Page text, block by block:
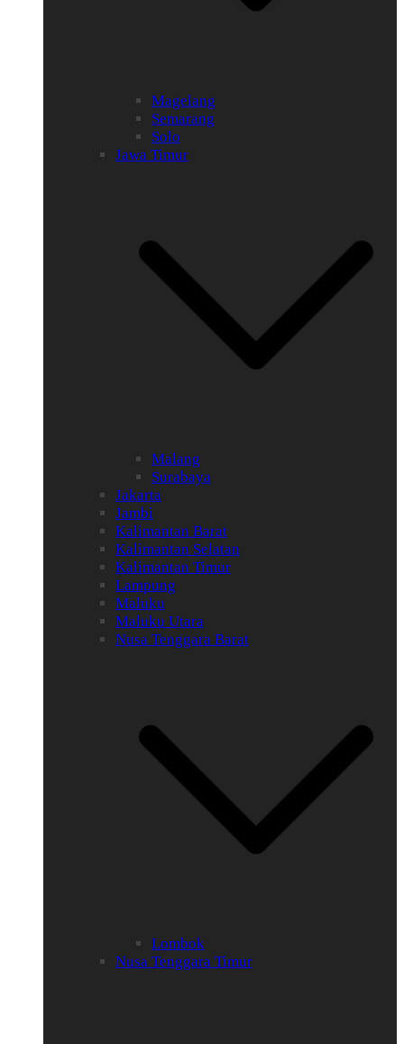
Magelang
Semarang
Solo
Jawa Timur
Malang
Surabaya
Jakarta
Jambi
Kalimantan Barat
Kalimantan Selatan
Kalimantan Timur
Lampung
Maluku
Maluku Utara
Nusa Tenggara Barat
Lombok
Nusa Tenggara Timur